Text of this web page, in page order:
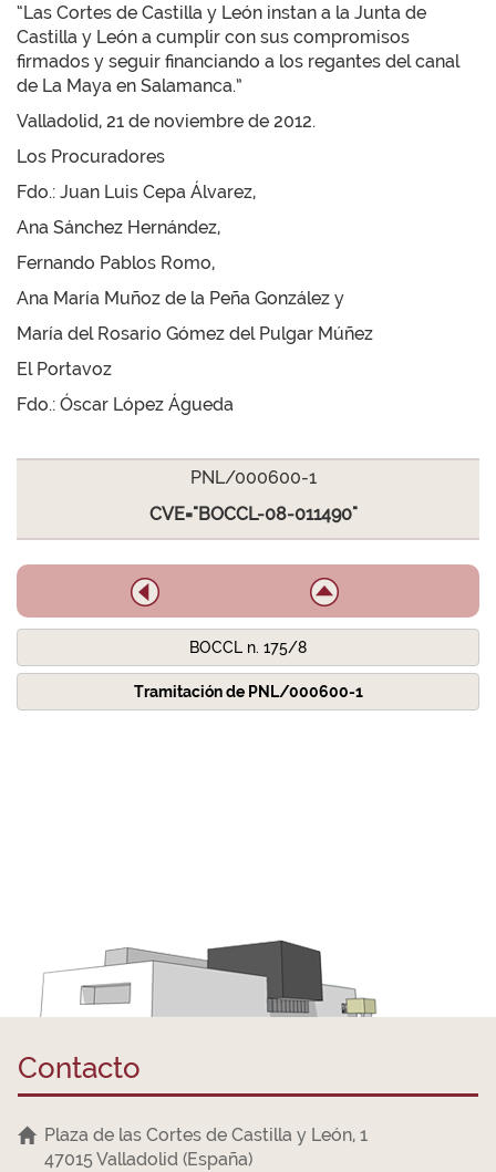
“Las Cortes de Castilla y León instan a la Junta de
Castilla y León a cumplir con sus compromisos
firmados y seguir financiando a los regantes del canal
de La Maya en Salamanca.”
Valladolid, 21 de noviembre de 2012.
Los Procuradores
Fdo.: Juan Luis Cepa Álvarez,
Ana Sánchez Hernández,
Fernando Pablos Romo,
Ana María Muñoz de la Peña González y
María del Rosario Gómez del Pulgar Múñez
El Portavoz
Fdo.: Óscar López Águeda
PNL/000600-1
CVE="BOCCL-08-011490"
BOCCL n. 175/8
Tramitación de PNL/000600-1
Contacto
Plaza de las Cortes de Castilla y León, 1
47015 Valladolid (España)